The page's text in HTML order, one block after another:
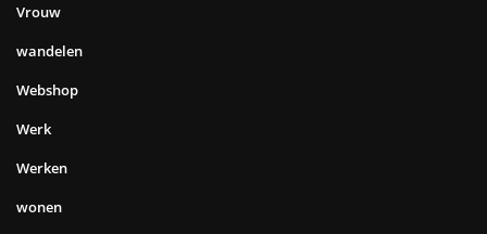
Vrouw
wandelen
Webshop
Werk
Werken
wonen